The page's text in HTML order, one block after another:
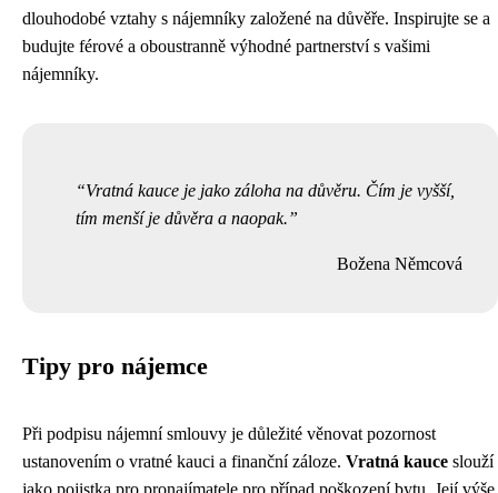
dlouhodobé vztahy s nájemníky založené na důvěře. Inspirujte se a
budujte férové a oboustranně výhodné partnerství s vašimi
nájemníky.
Vratná kauce je jako záloha na důvěru. Čím je vyšší,
tím menší je důvěra a naopak.
Božena Němcová
Tipy pro nájemce
Při podpisu nájemní smlouvy je důležité věnovat pozornost
ustanovením o vratné kauci a finanční záloze. Vratná kauce slouží
jako pojistka pro pronajímatele pro případ poškození bytu. Její výše